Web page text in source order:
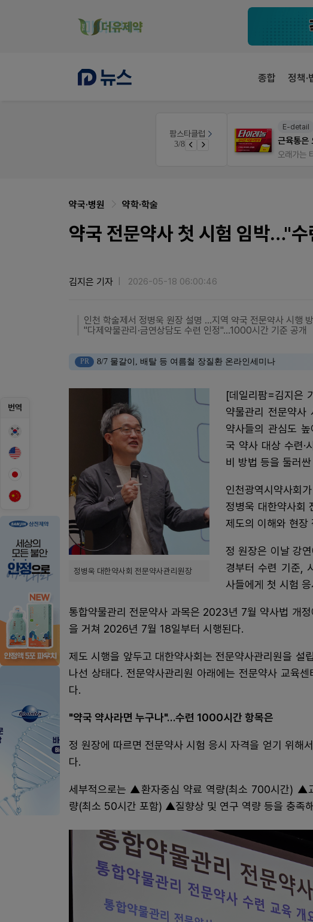
종합 정책·
팜스타클럽
3/8
약국 마케팅 성공사례
E-detail
근육통은
오래가는
번역
약국·병원 약학·학술
약국 전문약사 첫 시험 임박…"
김지은 기자 2026-05-18 06:00:46
인천 학술제서 정병욱 원장 설명 …지역 약국 전문약사 시행
"다제약물관리·금연상담도 수련 인정"…1000시간 기준 공개
PR 8/7 물갈이, 배탈 등 여름철 장질환 온라인세미나
정병욱 대한약사회 전문약사관리원장
[데일리팜=김지은
약물관리 전문약사
약사들의 관심도
국 약사 대상 수련·
비 방법 등을 둘러
인천광역시약사회
정병욱 대한약사회
제도의 이해와 현장
정 원장은 이날 강
경부터 수련 기준,
사들에게 첫 시험
통합약물관리 전문약사 과목은 2023년 7월 약사법 개
을 거쳐 2026년 7월 18일부터 시행된다.
제도 시행을 앞두고 대한약사회는 전문약사관리원을 설
나선 상태다. 전문약사관리원 아래에는 전문약사 교육
다.
"약국 약사라면 누구나"…수련 1000시간 항목은
정 원장에 따르면 전문약사 시험 응시 자격을 얻기 위해
다.
세부적으로는 ▲환자중심 약료 역량(최소 700시간) ▲
량(최소 50시간 포함) ▲질향상 및 연구 역량 등을 충족